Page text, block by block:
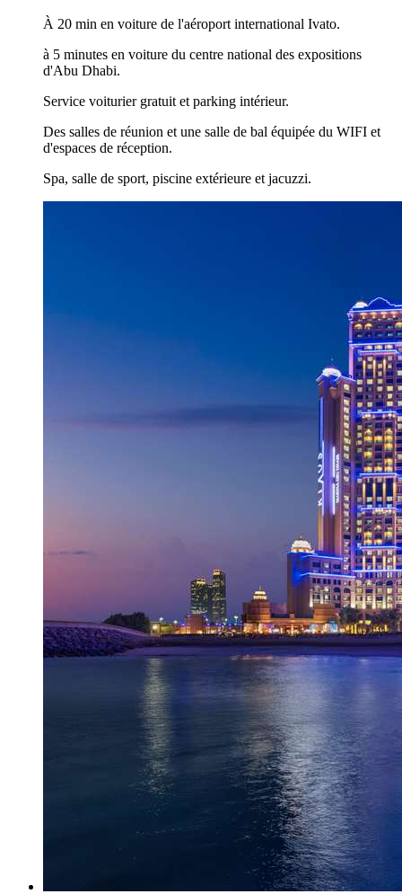
À 20 min en voiture de l'aéroport international Ivato.
à 5 minutes en voiture du centre national des expositions
d'Abu Dhabi.
Service voiturier gratuit et parking intérieur.
Des salles de réunion et une salle de bal équipée du WIFI et
d'espaces de réception.
Spa, salle de sport, piscine extérieure et jacuzzi.